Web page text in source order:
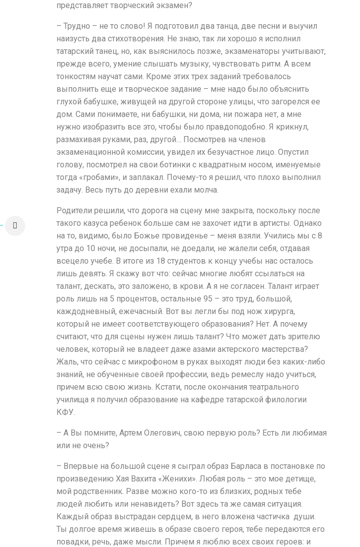
Афиша
О театре
Новости
Репертуар
Проекты
Медиа
Контакты
представляет творческий экзамен?
– Трудно – не то слово! Я подготовил два танца, две песни и выучил
наизусть два стихотворения. Не знаю, так ли хорошо я исполнил
татарский танец, но, как выяснилось позже, экзаменаторы учитывают,
прежде всего, умение слышать музыку, чувствовать ритм. А всем
тонкостям научат сами. Кроме этих трех заданий требовалось
выполнить еще и творческое задание – мне надо было объяснить
глухой бабушке, живущей на другой стороне улицы, что загорелся ее
дом. Сами понимаете, ни бабушки, ни дома, ни пожара нет, а мне
нужно изобразить все это, чтобы было правдоподобно. Я крикнул,
размахивая руками, раз, другой… Посмотрев на членов
экзаменационной комиссии, увидел их безучастное лицо. Опустил
голову, посмотрел на свои ботинки с квадратным носом, именуемые
тогда «гробами», и заплакал. Почему-то я решил, что плохо выполнил
задачу. Весь путь до деревни ехали молча.
Родители решили, что дорога на сцену мне закрыта, поскольку после
такого казуса ребенок больше сам не захочет идти в артисты. Однако
на то, видимо, было Божье провиденье – меня взяли. Учились мы с 8
утра до 10 ночи, не досыпали, не доедали, не жалели себя, отдавая
всецело учебе. В итоге из 18 студентов к концу учебы нас осталось
лишь девять. Я скажу вот что: сейчас многие любят ссылаться на
талант, дескать, это заложено, в крови. А я не согласен. Талант играет
роль лишь на 5 процентов, остальные 95 – это труд, большой,
каждодневный, ежечасный. Вот вы легли бы под нож хирурга,
который не имеет соответствующего образования? Нет. А почему
считают, что для сцены нужен лишь талант? Что может дать зрителю
человек, который не владеет даже азами актерского мастерства?
Жаль, что сейчас с микрофоном в руках выходят люди без каких-либо
знаний, не обученные своей профессии, ведь ремеслу надо учиться,
причем всю свою жизнь. Кстати, после окончания театрального
училища я получил образование на кафедре татарской филологии
КФУ.
– А Вы помните, Артем Олегович, свою первую роль? Есть ли любимая
или не очень?
– Впервые на большой сцене я сыграл образ Барласа в постановке по
произведению Хая Вахита «Женихи». Любая роль – это мое детище,
мой родственник. Разве можно кого-то из близких, родных тебе
людей любить или ненавидеть? Вот здесь та же самая ситуация.
Каждый образ выстрадан сердцем, в него вложена частичка души.
Ты долгое время живешь в образе своего героя, тебе передаются его
повадки, речь, даже мысли. Причем я люблю всех своих героев: и